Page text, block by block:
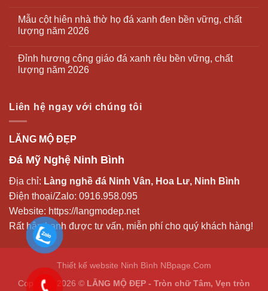
Mẫu cột hiên nhà thờ họ đá xanh đen bền vững, chất
lượng năm 2026
Đỉnh hương công giáo đá xanh rêu bền vững, chất
lượng năm 2026
Liên hệ ngay với chúng tôi
LĂNG MỘ ĐẸP
Đá Mỹ Nghệ Ninh Bình
Địa chỉ: Làng nghề đá Ninh Vân, Hoa Lư, Ninh Bình
Điện thoại/Zalo: 0916.958.095
Website: https://langmodep.net
Rất hân hạnh được tư vấn, miễn phí cho quý khách hàng!
Thiết kế website Ninh Bình NBpage.Com
Copyright 2026 © LĂNG MỘ ĐẸP - Tròn chữ Tâm, Vẹn tròn